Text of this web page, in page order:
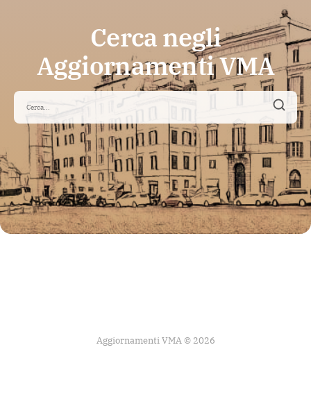
Cerca negli
Aggiornamenti VMA
Aggiornamenti VMA © 2026